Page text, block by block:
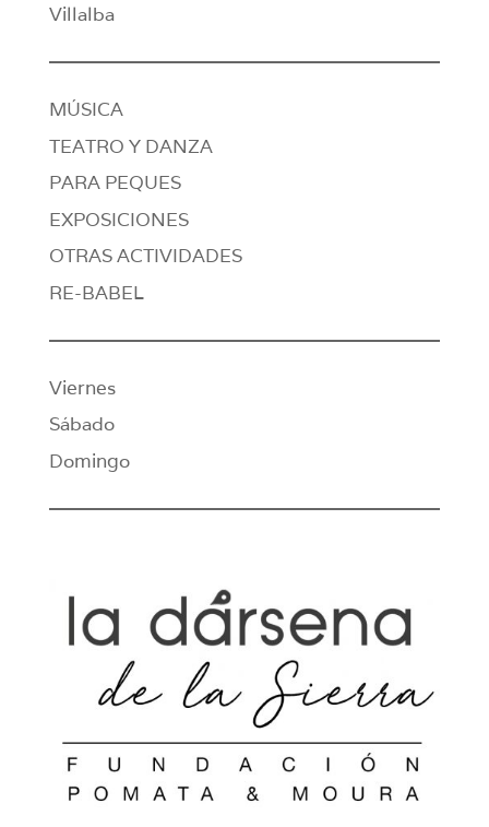
Villalba
MÚSICA
TEATRO Y DANZA
PARA PEQUES
EXPOSICIONES
OTRAS ACTIVIDADES
RE-BABEL
Viernes
Sábado
Domingo